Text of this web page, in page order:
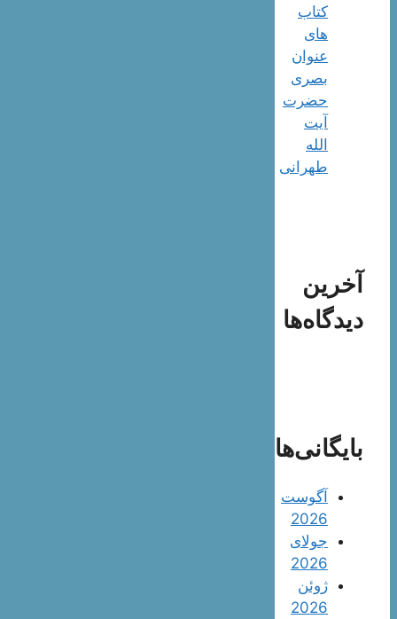
کتاب
های
عنوان
بصری
حضرت
آیت
الله
طهرانی
آخرین
دیدگاه‌ها
بایگانی‌ها
آگوست
2026
جولای
2026
ژوئن
2026